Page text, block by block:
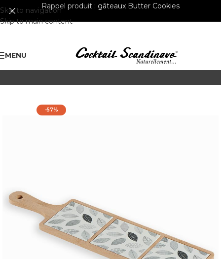
Skip to navigation
Skip to main content
Rappel produit : gâteaux Butter Cookies
MENU
-57%